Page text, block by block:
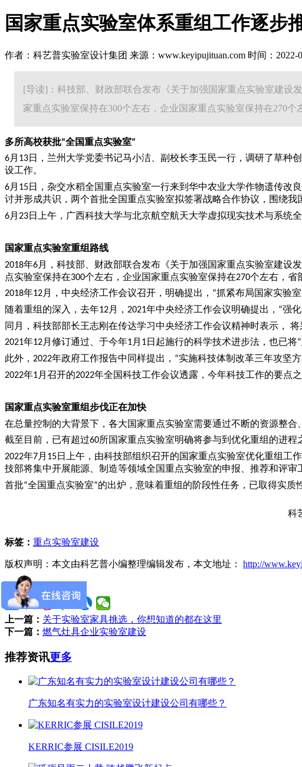
国家重点实验室体系重组工作逐步
作者：科艺普实验室设计集团 来源：www.keyipujituan.com 时间：2022-
[导读]：科技部、财政部联合发布《关于加强国家重点实验室建设
家重点实验室保持在300个左右，企业国家重点实验室保持在270个
多所高校获批“全国重点实验室”
6月 13日，兰州大学党委书记马小洁、副校长李玉民一行，调研了草种
设工作。
6月 15日，杂交水稻全国重点实验室一行来到华中农业大学作物遗传改
讨并形成共识，两个首批全国重点实验室拟签署战略合作协议，围绕
6月 23日上午，广西科技大学与北京航空航天大学虚拟现实技术与系统
国家重点实验室重组路线
2018年6月，科技部、财政部联合发布《关于加强国家重点实验室建设
点实验室保持在300个左右，企业国家重点实验室保持在270个左右，省
2018年12月，中央经济工作会议召开，明确提出， “抓紧布局国家实验
随着重组的深入，去年12月， 2021年中央经济工作会议明确提出， “强
同月，科技部部长王志刚在传达学习中央经济工作会议精神时表示，
将
2021年12月修订通过、于今年1月 1日起施行的科学技术进步法，也已将“
此外， 2022年政府工作报告中同样提出， “实施科技体制改革三年攻坚
2022年1月召开的2022年全国科技工作会议透露，今年科技工作的要点
国家重点实验室重组步伐正在加快
在总量控制的大背景下，各大国家重点实验室需要通过不断的资源整合
截至目前，已有超过60所国家重点实验室明确将参与到优化重组的进程
2022年7月 15日上午，由科技部组织召开的国家重点实验室优化重组工
技部将集中开展能源、制造等领域全国重点实验室的申报、推荐和评审
首批“全国重点实验室”的出炉，意味着重组的阶段性任务，已取得实质
科
标签： 重点实验室建设
版权声明：本文由科艺普小编整理编辑发布，本文地址： http://
分享：
上一篇： 关于实验室家具挑选，你想知道的都在这里
下一篇： 燃气灶具企业实验室建设
推荐资讯更多
广东知名有实力的实验室设计建设公司有哪些？
KERRIC参展 CISILE2019